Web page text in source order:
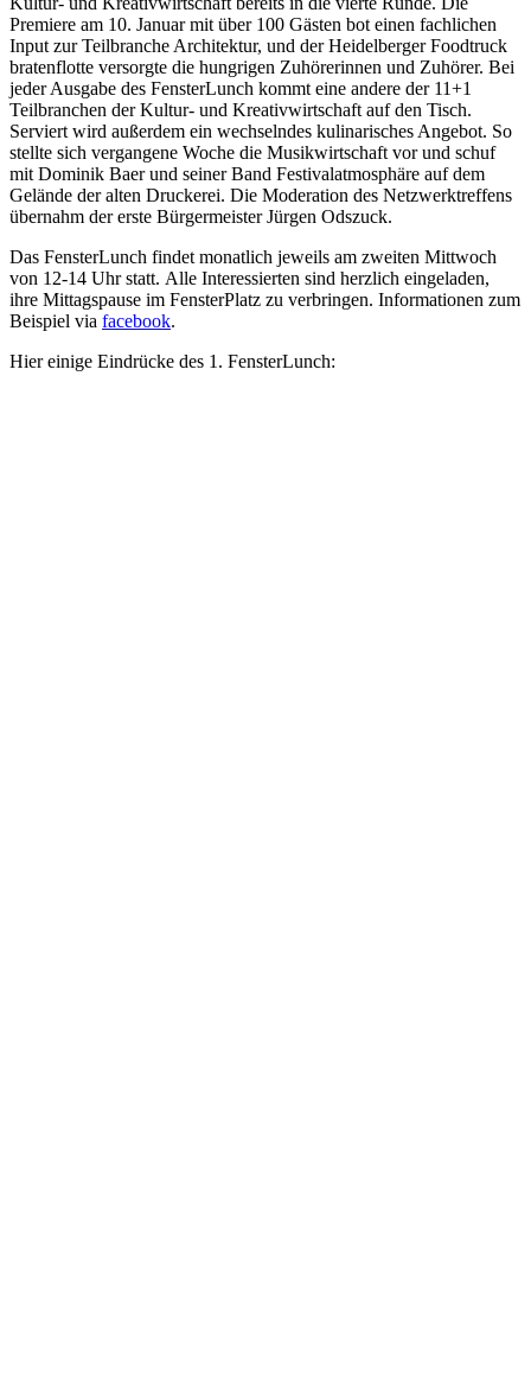
Premiere am 10. Januar mit über 100 Gästen bot einen fachlichen
Input zur Teilbranche Architektur, und der Heidelberger Foodtruck
bratenflotte versorgte die hungrigen Zuhörerinnen und Zuhörer. Bei
jeder Ausgabe des FensterLunch kommt eine andere der 11+1
Teilbranchen der Kultur- und Kreativwirtschaft auf den Tisch.
Serviert wird außerdem ein wechselndes kulinarisches Angebot. So
stellte sich vergangene Woche die Musikwirtschaft vor und schuf
mit Dominik Baer und seiner Band Festivalatmosphäre auf dem
Gelände der alten Druckerei. Die Moderation des Netzwerktreffens
übernahm der erste Bürgermeister Jürgen Odszuck.
Das FensterLunch findet monatlich jeweils am zweiten Mittwoch
von 12-14 Uhr statt. Alle Interessierten sind herzlich eingeladen,
ihre Mittagspause im FensterPlatz zu verbringen. Informationen zum
Beispiel via facebook.
Hier einige Eindrücke des 1. FensterLunch: